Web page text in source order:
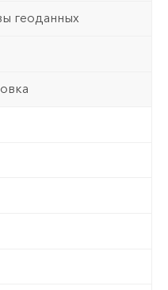
геоданных